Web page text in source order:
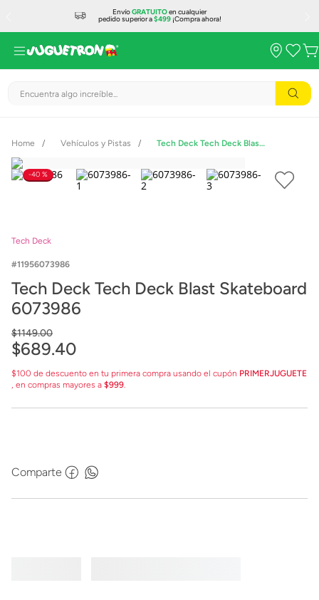
EnvíoGRATUITOen cualquier
pedido superior a$499¡Compra ahora!
Encuentra algo increíble...
Vehículos y Pistas Tech Deck Tech Deck Blast Skateboard 6073986
40 %
Tech Deck
11956073986
Tech Deck Tech Deck Blast Skateboard
6073986
$1149.00
$689.40
$100 de descuento en tu primera compra usando el cupón PRIMERJUGUETE
, en compras mayores a $999.
Comparte